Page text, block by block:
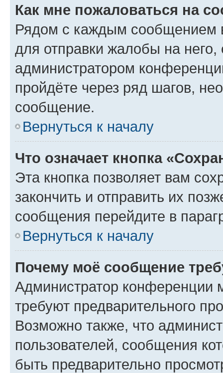
Как мне пожаловаться на
Рядом с каждым сообщением
для отправки жалобы на
администратором
пройдёте через ряд шагов,
сообщение.
Вернуться к началу
Что означает кнопка
Эта кнопка позволяет вам
закончить и отправить их
сообщения перейдите в
Вернуться к началу
Почему моё сообщение
Администратор конференции
требуют предварительного
Возможно также, что
пользователей, сообщения
быть предварительно